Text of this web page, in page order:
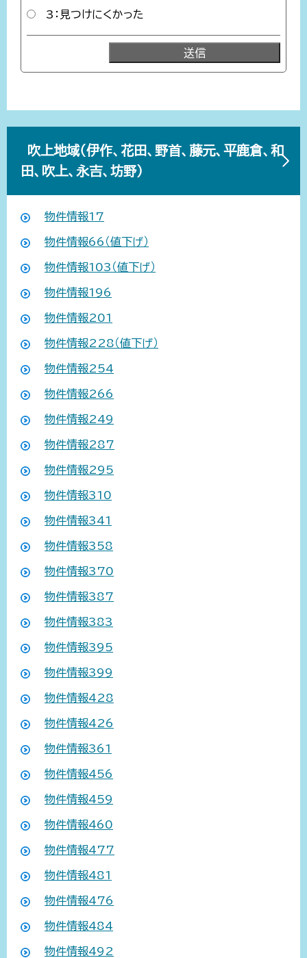
3：見つけにくかった
吹上地域（伊作、花田、野首、藤元、平鹿倉、和
田、吹上、永吉、坊野）
物件情報17
物件情報66（値下げ）
物件情報103（値下げ）
物件情報196
物件情報201
物件情報228（値下げ）
物件情報254
物件情報266
物件情報249
物件情報287
物件情報295
物件情報310
物件情報341
物件情報358
物件情報370
物件情報387
物件情報383
物件情報395
物件情報399
物件情報428
物件情報426
物件情報361
物件情報456
物件情報459
物件情報460
物件情報477
物件情報481​​​
物件情報476​​
物件情報484
物件情報492